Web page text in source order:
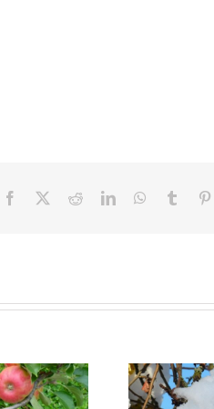
Facebook RedditLinkedInWhatsApp
Tumblr